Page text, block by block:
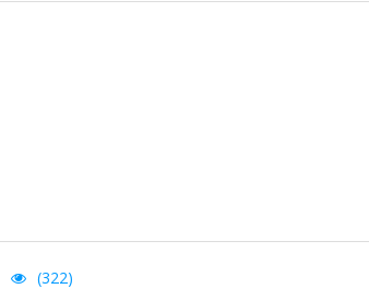
(322)